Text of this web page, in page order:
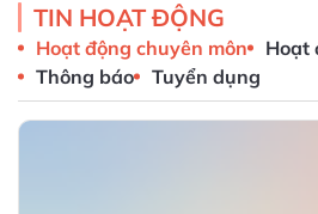
Tiếp tục đẩy mạnh Phong trào
số” nhằm thực hiện tốt Nghị
của Bộ Chính trị trên địa bàn
31/07/2026
TIN HOẠT ĐỘNG
Hoạt động chuyên môn
Hoạt
Thông báo
Tuyển dụng